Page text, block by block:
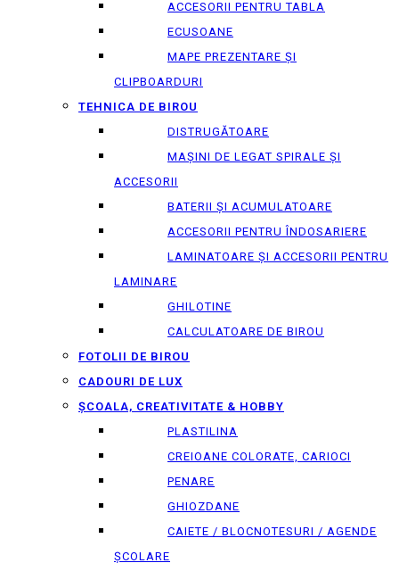
ACCESORII PENTRU TABLA
ECUSOANE
MAPE PREZENTARE ȘI
CLIPBOARDURI
TEHNICA DE BIROU
DISTRUGĂTOARE
MAȘINI DE LEGAT SPIRALE ȘI
ACCESORII
BATERII ȘI ACUMULATOARE
ACCESORII PENTRU ÎNDOSARIERE
LAMINATOARE ȘI ACCESORII PENTRU
LAMINARE
GHILOTINE
CALCULATOARE DE BIROU
FOTOLII DE BIROU
CADOURI DE LUX
ȘCOALA, CREATIVITATE & HOBBY
PLASTILINA
CREIOANE COLORATE, CARIOCI
PENARE
GHIOZDANE
CAIETE / BLOCNOTESURI / AGENDE
ȘCOLARE